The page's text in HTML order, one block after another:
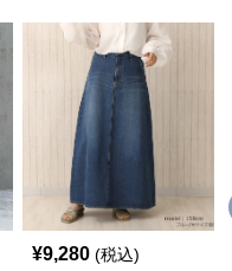
¥9,280 (税込)